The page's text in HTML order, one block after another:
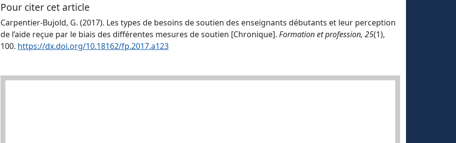
Pour citer cet article
Carpentier-Bujold, G. (2017). Les types de besoins de soutien des enseignants débutants et leur perception
de l’aide reçue par le biais des différentes mesures de soutien [Chronique]. Formation et profession, 25(1),
100. https://dx.doi.org/10.18162/fp.2017.a123